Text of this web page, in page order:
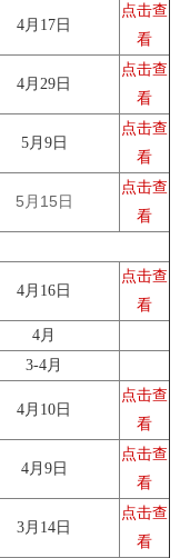
4月17日
点击查
看
4月29日
点击查
看
5月9日
点击查
看
5月15日
点击查
看
4月16日
点击查
看
4月
3-4月
4月10日
点击查
看
4月9日
点击查
看
3月14日
点击查
看